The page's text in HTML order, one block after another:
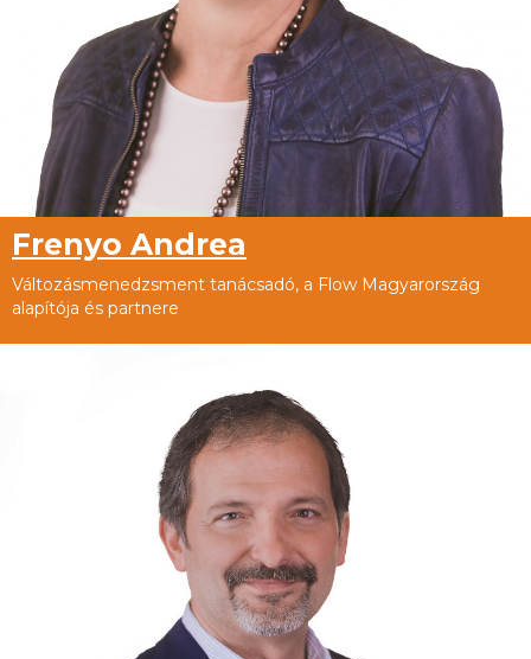
Frenyo Andrea
Változásmenedzsment tanácsadó, a Flow Magyarország
alapítója és partnere